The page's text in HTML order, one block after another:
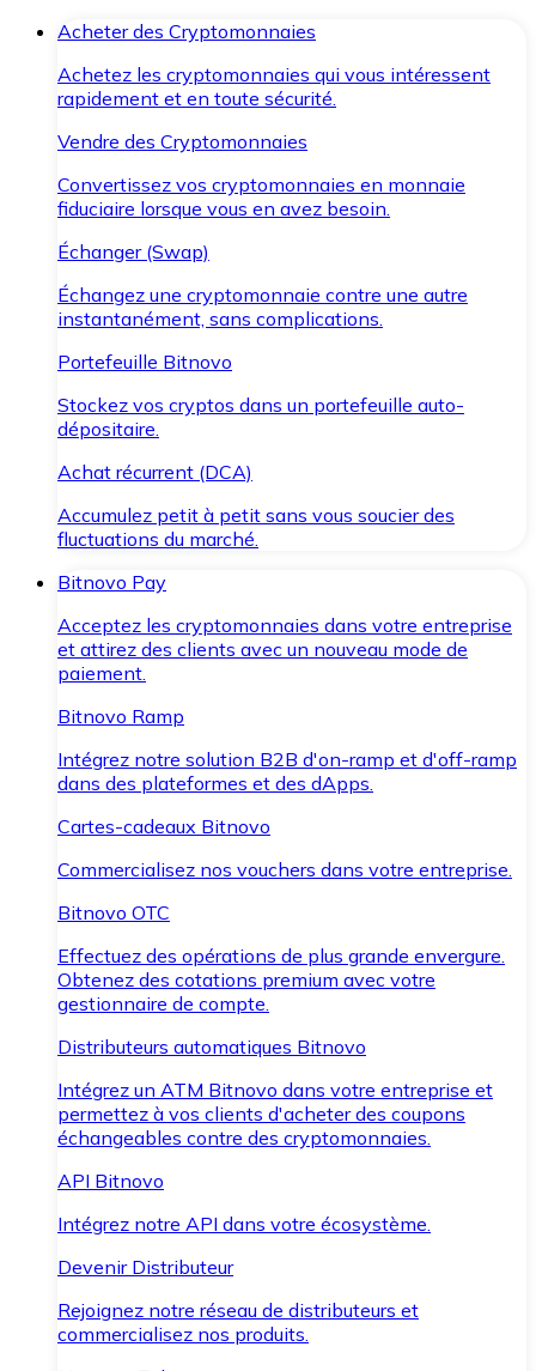
Acheter des Cryptomonnaies
Achetez les cryptomonnaies qui vous intéressent
rapidement et en toute sécurité.
Vendre des Cryptomonnaies
Convertissez vos cryptomonnaies en monnaie
fiduciaire lorsque vous en avez besoin.
Échanger (Swap)
Échangez une cryptomonnaie contre une autre
instantanément, sans complications.
Portefeuille Bitnovo
Stockez vos cryptos dans un portefeuille auto-
dépositaire.
Achat récurrent (DCA)
Accumulez petit à petit sans vous soucier des
fluctuations du marché.
Bitnovo Pay
Acceptez les cryptomonnaies dans votre entreprise
et attirez des clients avec un nouveau mode de
paiement.
Bitnovo Ramp
Intégrez notre solution B2B d'on-ramp et d'off-ramp
dans des plateformes et des dApps.
Cartes-cadeaux Bitnovo
Commercialisez nos vouchers dans votre entreprise.
Bitnovo OTC
Effectuez des opérations de plus grande envergure.
Obtenez des cotations premium avec votre
gestionnaire de compte.
Distributeurs automatiques Bitnovo
Intégrez un ATM Bitnovo dans votre entreprise et
permettez à vos clients d'acheter des coupons
échangeables contre des cryptomonnaies.
API Bitnovo
Intégrez notre API dans votre écosystème.
Devenir Distributeur
Rejoignez notre réseau de distributeurs et
commercialisez nos produits.